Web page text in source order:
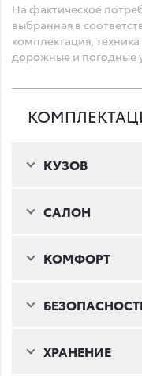
На фактическое
выбранная в
комплектация,
дорожные и погодные
КУЗОВ
САЛОН
КОМФОРТ
ХРАНЕНИЕ